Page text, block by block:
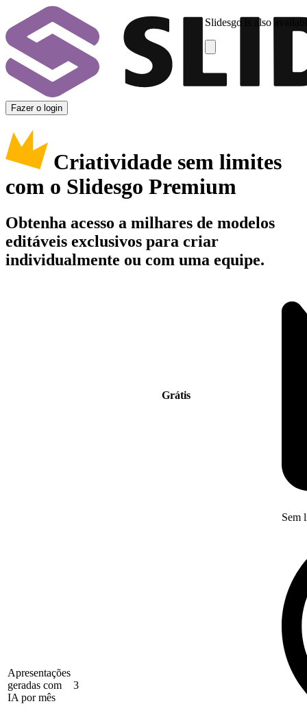
Slidesgo is also
Fazer o login
Criatividade sem limites
com o Slidesgo Premium
Obtenha acesso a milhares de modelos
editáveis exclusivos para criar
individualmente ou com uma equipe.
Grátis
Apresentações
geradas com
IA por mês
3
Sem